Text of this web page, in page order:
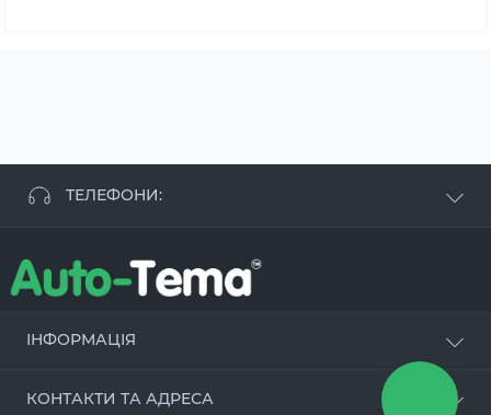
ТЕЛЕФОНИ:
+38 096 250 84 38
+38 099 657 61 50
ІНФОРМАЦІЯ
КОНТАКТИ ТА АДРЕСА